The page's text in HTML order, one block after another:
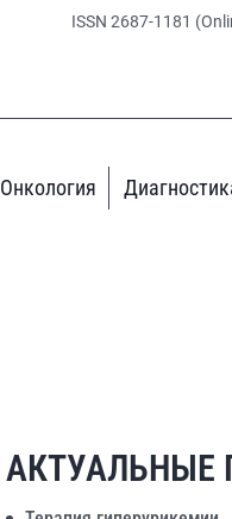
ISSN 2687-1181
Онкология
АКТУАЛЬНЫЕ